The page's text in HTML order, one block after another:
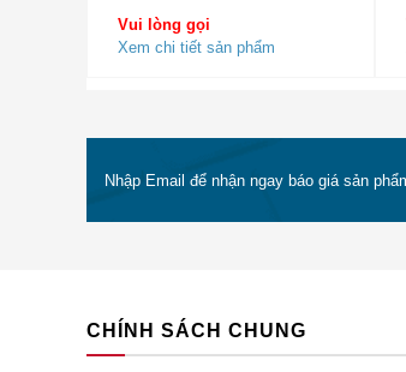
Các đồng nghiệp VPN site-to-
Hệ số hình thức (đơn vị giá đỡ)
Khe cắm mô-đun bảo mật
Vui lòng gọi
Xem chi tiết sản phẩm
Nhập Email để nhận ngay báo giá sản
CHÍNH SÁCH CHUNG